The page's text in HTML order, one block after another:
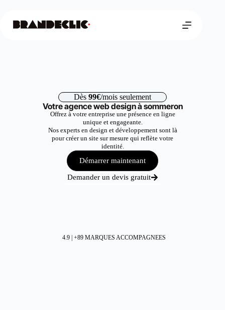
Dès 99€/mois seulement
Votre agence web design à sommeron
Offrez à votre entreprise une présence en ligne
unique et engageante.
Nos experts en design et développement sont là
pour créer un site sur mesure qui reflète votre
identité.
Démarrer maintenant
Demander un devis gratuit
4.9 | +89 MARQUES ACCOMPAGNEES